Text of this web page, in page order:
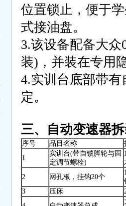
位置锁止，便于
式接油盘。
3.该设备配备大
装)，并装在专用
4.实训台底部带
定。
三、自动变速器
序号 品目名称
1
实训台(带自锁脚轮与固
定调节螺栓)
2
网孔板，挂钩20个
3
压床